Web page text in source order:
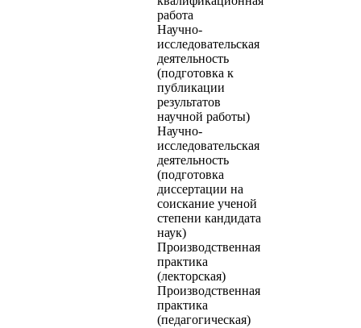
работа
Научно-
исследовательская
деятельность
(подготовка к
публикации
результатов
научной работы)
Научно-
исследовательская
деятельность
(подготовка
диссертации на
соискание ученой
степени кандидата
наук)
Производственная
практика
(лекторская)
Производственная
практика
(педагогическая)